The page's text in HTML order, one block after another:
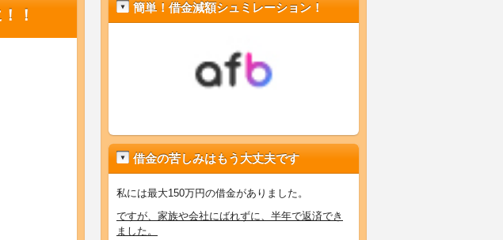
！ 簡単！借金減額シュミレーション！
借金の苦しみはもう大丈夫です
私には最大150万円の借金がありました。
ですが、家族や会社にばれずに、半年で返済でき
ました。